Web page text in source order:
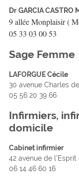
Dr GARCIA CASTRO
9 allée Monplaisir (
05 33 03 00 53
Sage Femme
LAFORGUE Cécile
30 avenue Charles
05 56 20 39 66
Infirmiers,
domicile
Cabinet infirmier
42 avenue de l’Esprit
06 14 46 60 16